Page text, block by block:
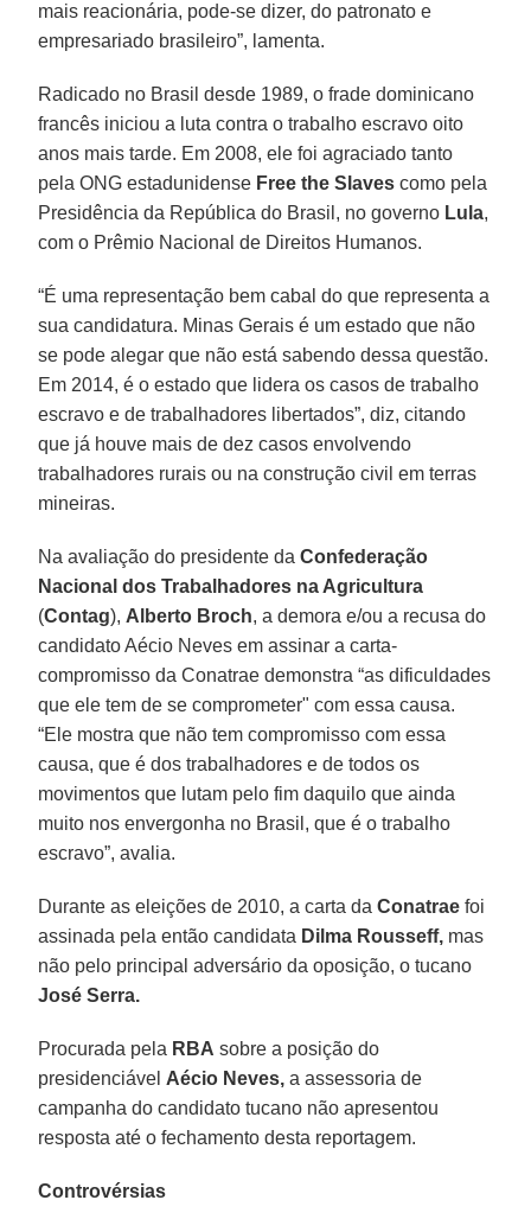
mais reacionária, pode-se dizer, do patronato e
empresariado brasileiro”, lamenta.
Radicado no Brasil desde 1989, o frade dominicano
francês iniciou a luta contra o trabalho escravo oito
anos mais tarde. Em 2008, ele foi agraciado tanto
pela ONG estadunidense Free the Slaves como pela
Presidência da República do Brasil, no governo Lula,
com o Prêmio Nacional de Direitos Humanos.
“É uma representação bem cabal do que representa a
sua candidatura. Minas Gerais é um estado que não
se pode alegar que não está sabendo dessa questão.
Em 2014, é o estado que lidera os casos de trabalho
escravo e de trabalhadores libertados”, diz, citando
que já houve mais de dez casos envolvendo
trabalhadores rurais ou na construção civil em terras
mineiras.
Na avaliação do presidente da Confederação
Nacional dos Trabalhadores na Agricultura
(Contag), Alberto Broch, a demora e/ou a recusa do
candidato Aécio Neves em assinar a carta-
compromisso da Conatrae demonstra “as dificuldades
que ele tem de se comprometer" com essa causa.
“Ele mostra que não tem compromisso com essa
causa, que é dos trabalhadores e de todos os
movimentos que lutam pelo fim daquilo que ainda
muito nos envergonha no Brasil, que é o trabalho
escravo”, avalia.
Durante as eleições de 2010, a carta daConatrae foi
assinada pela então candidata Dilma Rousseff, mas
não pelo principal adversário da oposição, o tucano
José Serra.
Procurada pela RBA sobre a posição do
presidenciável Aécio Neves, a assessoria de
campanha do candidato tucano não apresentou
resposta até o fechamento desta reportagem.
Controvérsias